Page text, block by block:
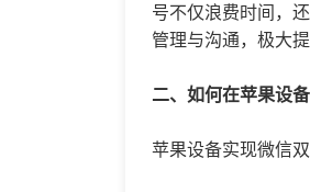
号不仅浪费时间，
管理与沟通，极大
二、如何在苹果设
苹果设备实现微信